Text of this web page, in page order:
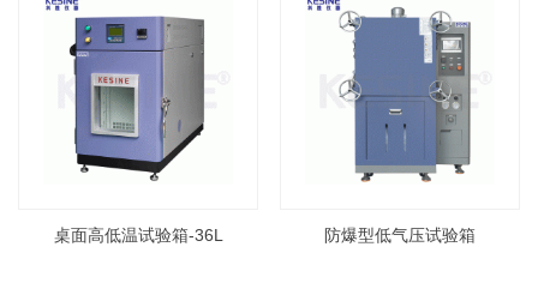
桌面高低温试验箱-36L 防爆型低气压试验箱